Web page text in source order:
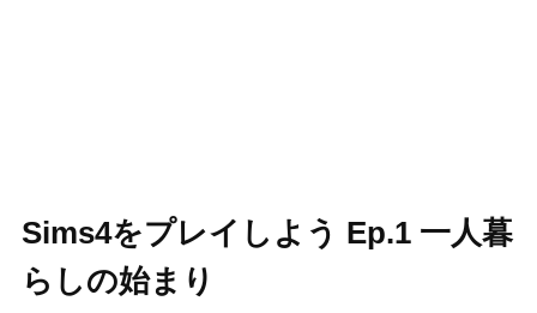
Sims4をプレイしよう Ep.1 一人暮
らしの始まり